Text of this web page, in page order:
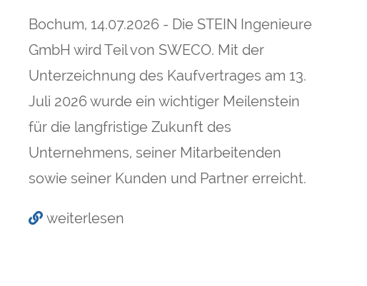
Bochum, 14.07.2026 - Die STEIN Ingenieure
GmbH wird Teil von SWECO. Mit der
Unterzeichnung des Kaufvertrages am 13.
Juli 2026 wurde ein wichtiger Meilenstein
für die langfristige Zukunft des
Unternehmens, seiner Mitarbeitenden
sowie seiner Kunden und Partner erreicht.
weiterlesen